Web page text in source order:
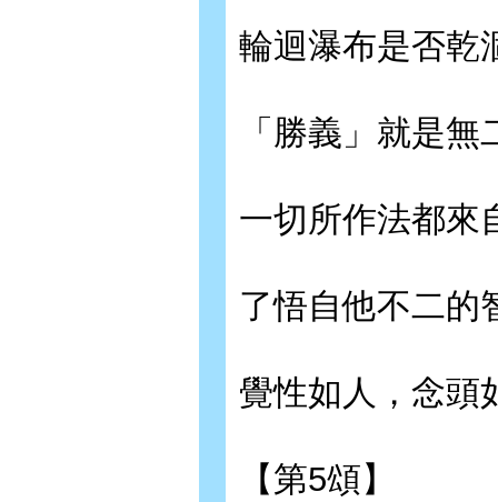
輪迴瀑布是否乾
「勝義」就是無
一切所作法都來
了悟自他不二的
覺性如人，念頭
【第5頌】